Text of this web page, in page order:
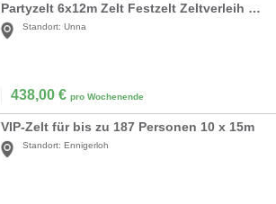
Partyzelt 6x12m Zelt Festzelt Zeltverleih Hochzeit
Standort: Unna
438,00 € pro Wochenende
VIP-Zelt für bis zu 187 Personen 10 x 15m
Standort: Ennigerloh